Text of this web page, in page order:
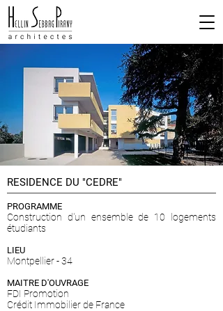
RESIDENCE DU "CEDRE"
PROGRAMME
Construction d'un ensemble de 10 logements
étudiants
LIEU
Montpellier - 34
MAITRE D'OUVRAGE
FDI Promotion
Crédit Immobilier de France